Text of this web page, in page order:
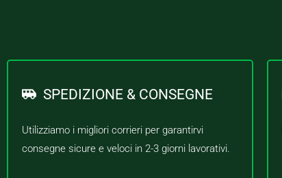
SPEDIZIONE & CONSEGNE
Utilizziamo i migliori corrieri per garantirvi
consegne sicure e veloci in 2-3 giorni lavorativi.